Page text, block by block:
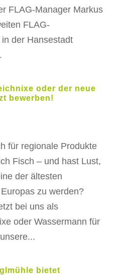
FLAG-Manager Markus
FLAG-
der Hansestadt
oder der neue
bewerben!
für regionale Produkte
Fisch – und hast Lust,
der ältesten
zu werden?
bei uns als
oder Wassermann für
bietet